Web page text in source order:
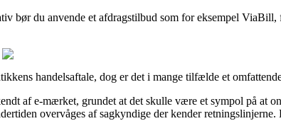
bør du anvende et afdragstilbud som for eksempel ViaBill,
handelsaftale, dog er det i mange tilfælde et
af e-mærket, grundet at det skulle være et sympol på at
overvåges af sagkyndige der kender retningslinjerne.